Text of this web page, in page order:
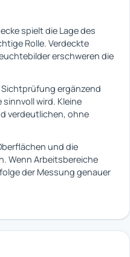
spielt die Lage des
Rolle. Verdeckte
erschweren die
ergänzend
wird. Kleine
verdeutlichen, ohne
und die
Wenn Arbeitsbereiche
der Messung genauer